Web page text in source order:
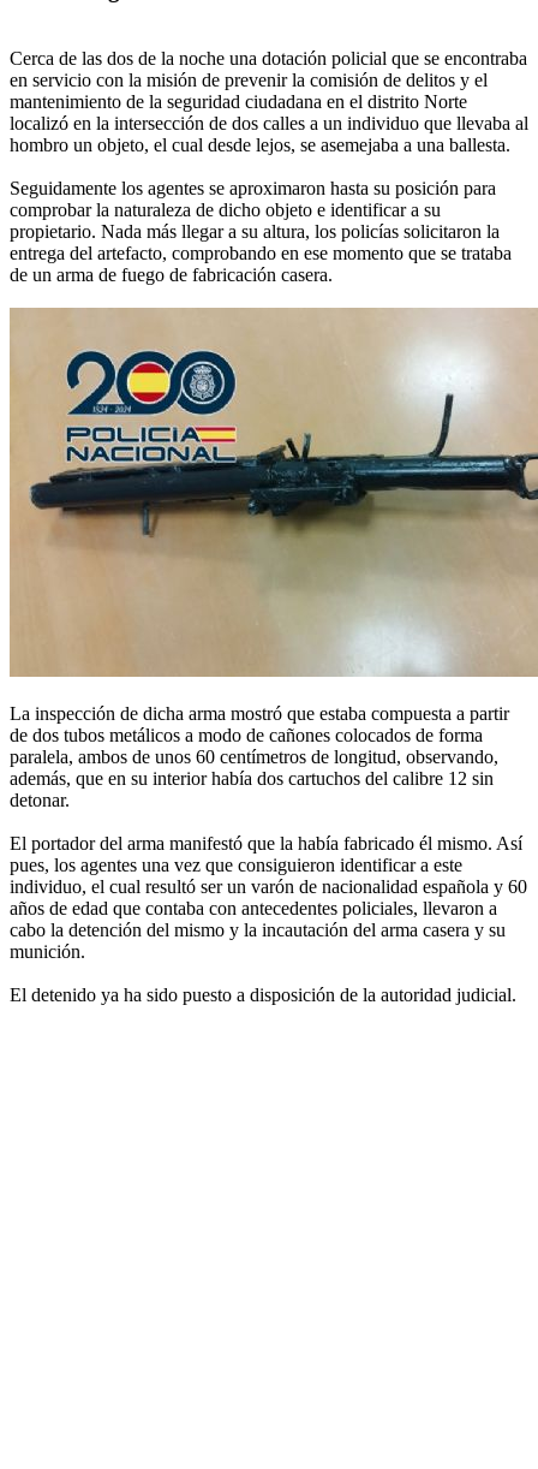
Cerca de las dos de la noche una dotación policial que se encontraba
en servicio con la misión de prevenir la comisión de delitos y el
mantenimiento de la seguridad ciudadana en el distrito Norte
localizó en la intersección de dos calles a un individuo que llevaba al
hombro un objeto, el cual desde lejos, se asemejaba a una ballesta.
Seguidamente los agentes se aproximaron hasta su posición para
comprobar la naturaleza de dicho objeto e identificar a su
propietario. Nada más llegar a su altura, los policías solicitaron la
entrega del artefacto, comprobando en ese momento que se trataba
de un arma de fuego de fabricación casera.
La inspección de dicha arma mostró que estaba compuesta a partir
de dos tubos metálicos a modo de cañones colocados de forma
paralela, ambos de unos 60 centímetros de longitud, observando,
además, que en su interior había dos cartuchos del calibre 12 sin
detonar.
El portador del arma manifestó que la había fabricado él mismo. Así
pues, los agentes una vez que consiguieron identificar a este
individuo, el cual resultó ser un varón de nacionalidad española y 60
años de edad que contaba con antecedentes policiales, llevaron a
cabo la detención del mismo y la incautación del arma casera y su
munición.
El detenido ya ha sido puesto a disposición de la autoridad judicial.